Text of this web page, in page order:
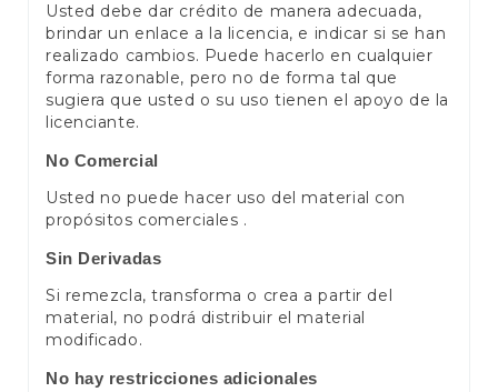
Usted debe dar crédito de manera adecuada,
brindar un enlace a la licencia, e indicar si se han
realizado cambios. Puede hacerlo en cualquier
forma razonable, pero no de forma tal que
sugiera que usted o su uso tienen el apoyo de la
licenciante.
No Comercial
Usted no puede hacer uso del material con
propósitos comerciales .
Sin Derivadas
Si remezcla, transforma o crea a partir del
material, no podrá distribuir el material
modificado.
No hay restricciones adicionales